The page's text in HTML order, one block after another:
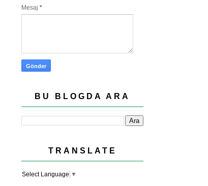
Mesaj *
BU BLOGDA ARA
TRANSLATE
Select Language ▼